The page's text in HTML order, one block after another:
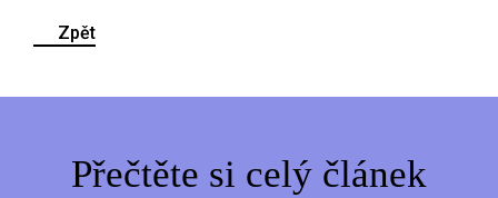
Zpět
Přečtěte si celý článek